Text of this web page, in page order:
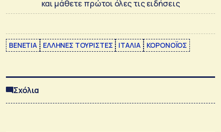
και μάθετε πρώτοι όλες τις ειδήσεις
ΒΕΝΕΤΙΑ ΕΛΛΗΝΕΣ ΤΟΥΡΙΣΤΕΣ ΙΤΑΛΙΑ ΚΟΡΟΝΟΪΟΣ
Σχόλια